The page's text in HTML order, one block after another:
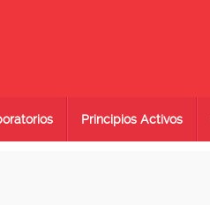
Principios Activos